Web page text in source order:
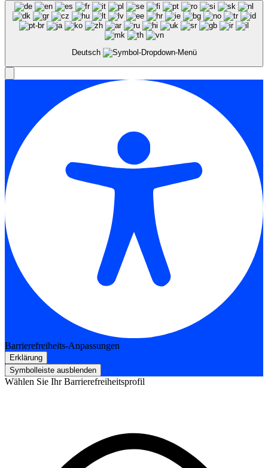
Deutsch
Barrierefreiheits-Anpassungen
Erklärung
Symbolleiste ausblenden
Wählen Sie Ihr Barrierefreiheitsprofil